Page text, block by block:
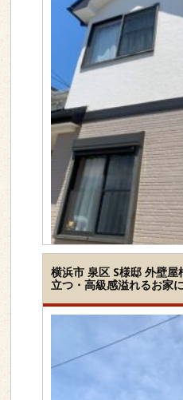
工事
下地
塗装
地域
横浜市 泉区 S様邸 外壁
立つ・高級感溢れるお家